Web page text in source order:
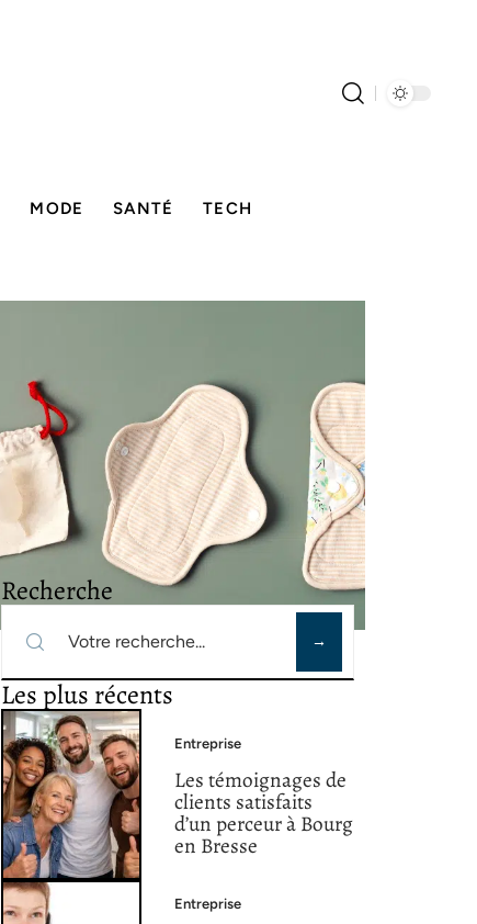
MODE SANTÉ TECH
Recherche
Les plus récents
Entreprise
Les témoignages de
clients satisfaits
d’un perceur à Bourg
en Bresse
Entreprise